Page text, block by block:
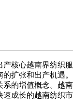
心越南界纺织服
扩张和出产机遇
的增值概念。越
成长的越南纺织